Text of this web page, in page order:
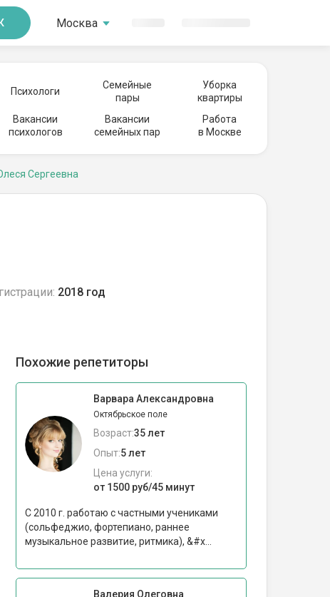
Москва
Психологи
Семейные
пары
Уборка
квартиры
Вакансии
психологов
Вакансии
семейных пар
Работа
в Москве
Сергеевна
2018 год
Похожие репетиторы
Варвара Александровна
Октябрьское поле
Возраст:35 лет
Опыт:5 лет
Цена услуги:
от 1500 руб/45 минут
С 2010 г. работаю с частными учениками
(сольфеджио, фортепиано, раннее
музыкальное развитие, ритмика), &#x...
Валерия Олеговна